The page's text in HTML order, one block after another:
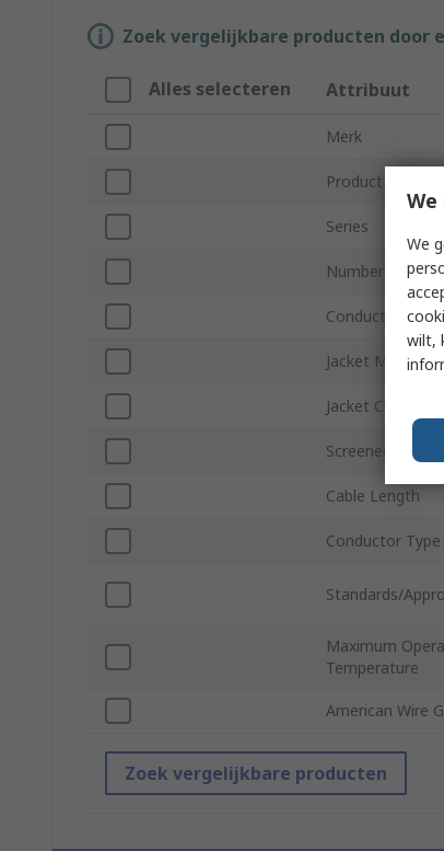
Zoek vergelijkbare producten door
Alles selecteren Attribuut
Merk
Product Type
Series
Number of
Conductor
Jacket Material
Jacket Colour
Screened/
Cable Length
Conductor Type
Standards/
Maximum
Temperature
American Wire
Zoek vergelijkbare producten
We
wilt,